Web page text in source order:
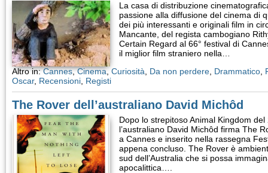
La casa di distribuzione
passione alla diffusione del cinema di
dei più interessanti e originali film in
Mancante, del regista cambogiano
Certain Regard al 66° festival di
il miglior film straniero nella…
Altro in:Cannes,Cinema, Curiosità Da non perdere Drammatico
Oscar, Recensioni Registi
The Rover dell’australiano David Michôd
Dopo lo strepitoso Animal Kingdom
l’australiano David Michôd firma The
a Cannes e inserito nella rassegna
appena concluso. The Rover è
sud dell’Australia che si possa
apocalittica….